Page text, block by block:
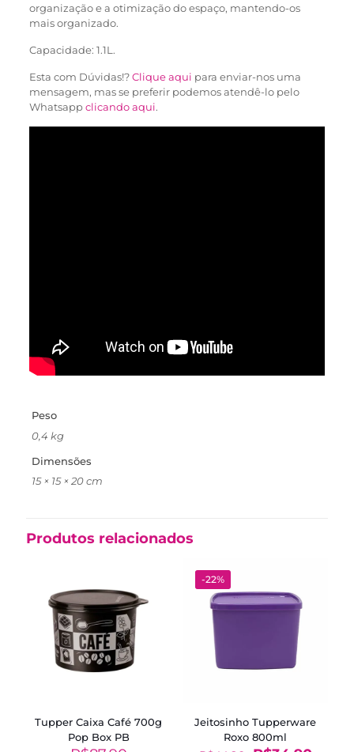
organização e a otimização do espaço, mantendo-os
mais organizado.
Capacidade: 1.1L.
Esta com Dúvidas!?Clique aqui para enviar-nos uma
mensagem, mas se preferir podemos atendê-lo pelo
Whatsappclicando aqui.
Peso
0,4 kg
Dimensões
15 × 15 × 20 cm
Produtos relacionados
Tupper Caixa Café 700g
Pop Box PB
-22%
Jeitosinho Tupperware
Roxo 800ml